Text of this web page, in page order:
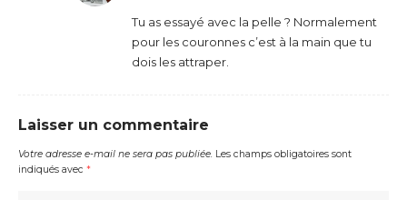
Tu as essayé avec la pelle ? Normalement
pour les couronnes c’est à la main que tu
dois les attraper.
Laisser un commentaire
Votre adresse e-mail ne sera pas publiée. Les champs obligatoires sont
indiqués avec *